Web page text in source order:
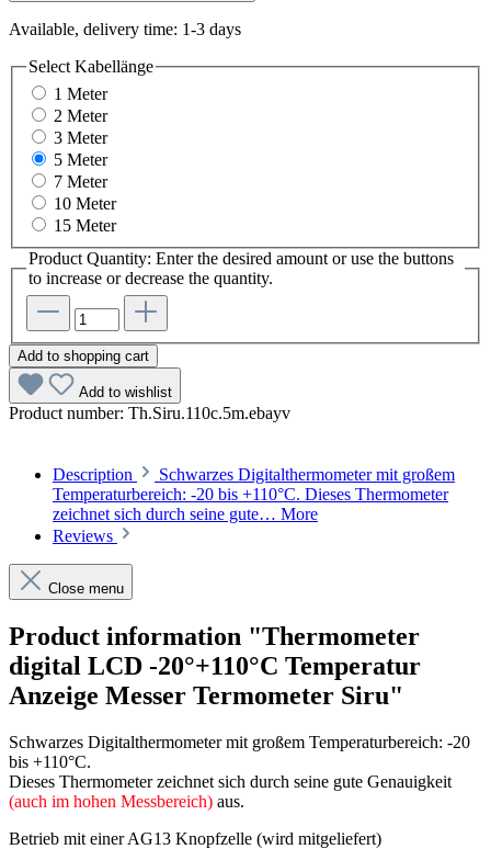
Available, delivery time: 1-3 days
Select Kabellänge
1 Meter
2 Meter
3 Meter
5 Meter
7 Meter
10 Meter
15 Meter
Product Quantity: Enter the desired amount or use the buttons
to increase or decrease the quantity.
Add to shopping cart
Add to wishlist
Product number: Th.Siru.110c.5m.ebayv
Description
Schwarzes Digitalthermometer mit großem
Temperaturbereich: -20 bis +110°C. Dieses Thermometer
zeichnet sich durch seine gute… More
Reviews
Close menu
Product information "Thermometer
digital LCD -20°+110°C Temperatur
Anzeige Messer Termometer Siru"
Schwarzes Digitalthermometer mit großem Temperaturbereich: -20
bis +110°C.
Dieses Thermometer zeichnet sich durch seine gute Genauigkeit
(auch im hohen Messbereich) aus.
Betrieb mit einer AG13 Knopfzelle (wird mitgeliefert)